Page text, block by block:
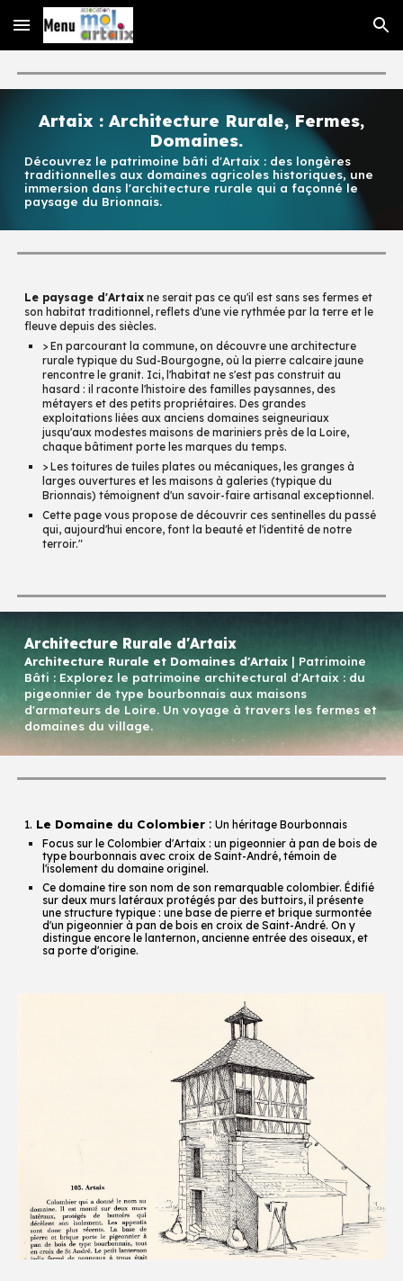
Skip to main content Skip to navigation
Artaix : Architecture Rurale,Fermes,
Domaines.
Découvrez le patrimoine bâti d'Artaix : des longères
traditionnelles aux domaines agricoles historiques, une
immersion dans l'architecture rurale qui a façonné le
paysage du Brionnais.
Le paysage d'Artaix ne serait pas ce qu'il est sans ses fermes et
son habitat traditionnel, reflets d'une vie rythmée par la terre et le
fleuve depuis des siècles.
> En parcourant la commune, on découvre une architecture
rurale typique du Sud-Bourgogne, où la pierre calcaire jaune
rencontre le granit. Ici, l'habitat ne s'est pas construit au
hasard : il raconte l'histoire des familles paysannes, des
métayers et des petits propriétaires. Des grandes
exploitations liées aux anciens domaines seigneuriaux
jusqu'aux modestes maisons de mariniers près de la Loire,
chaque bâtiment porte les marques du temps.
> Les toitures de tuiles plates ou mécaniques, les granges à
larges ouvertures et les maisons à galeries (typique du
Brionnais) témoignent d'un savoir-faire artisanal exceptionnel.
Cette page vous propose de découvrir ces sentinelles du passé
qui, aujourd'hui encore, font la beauté et l'identité de notre
terroir."
Architecture Rurale d'Artaix
Architecture Rurale et Domaines d'Artaix | Patrimoine
Bâti : Explorez le patrimoine architectural d'Artaix : du
pigeonnier de type bourbonnais aux maisons
d'armateurs de Loire. Un voyage à travers les fermes et
domaines du village.
1. Le Domaine du Colombier :Un héritage Bourbonnais
Focus sur le Colombier d'Artaix : un pigeonnier à pan de bois de
type bourbonnais avec croix de Saint-André, témoin de
l'isolement du domaine originel.
Ce domaine tire son nom de son remarquable colombier. Édifié
sur deux murs latéraux protégés par des buttoirs, il présente
une structure typique : une base de pierre et brique surmontée
d'un pigeonnier à pan de bois en croix de Saint-André. On y
distingue encore le lanternon, ancienne entrée des oiseaux, et
sa porte d'origine.